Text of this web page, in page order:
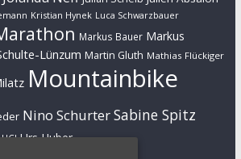
Kristian Hynek Luca Schwarzbauer
Markus Bauer Markus
Lünzum Martin Gluth Mathias Flückiger
Mountainbike
Nino SchurterSabine Spitz
UCI Urs Huber